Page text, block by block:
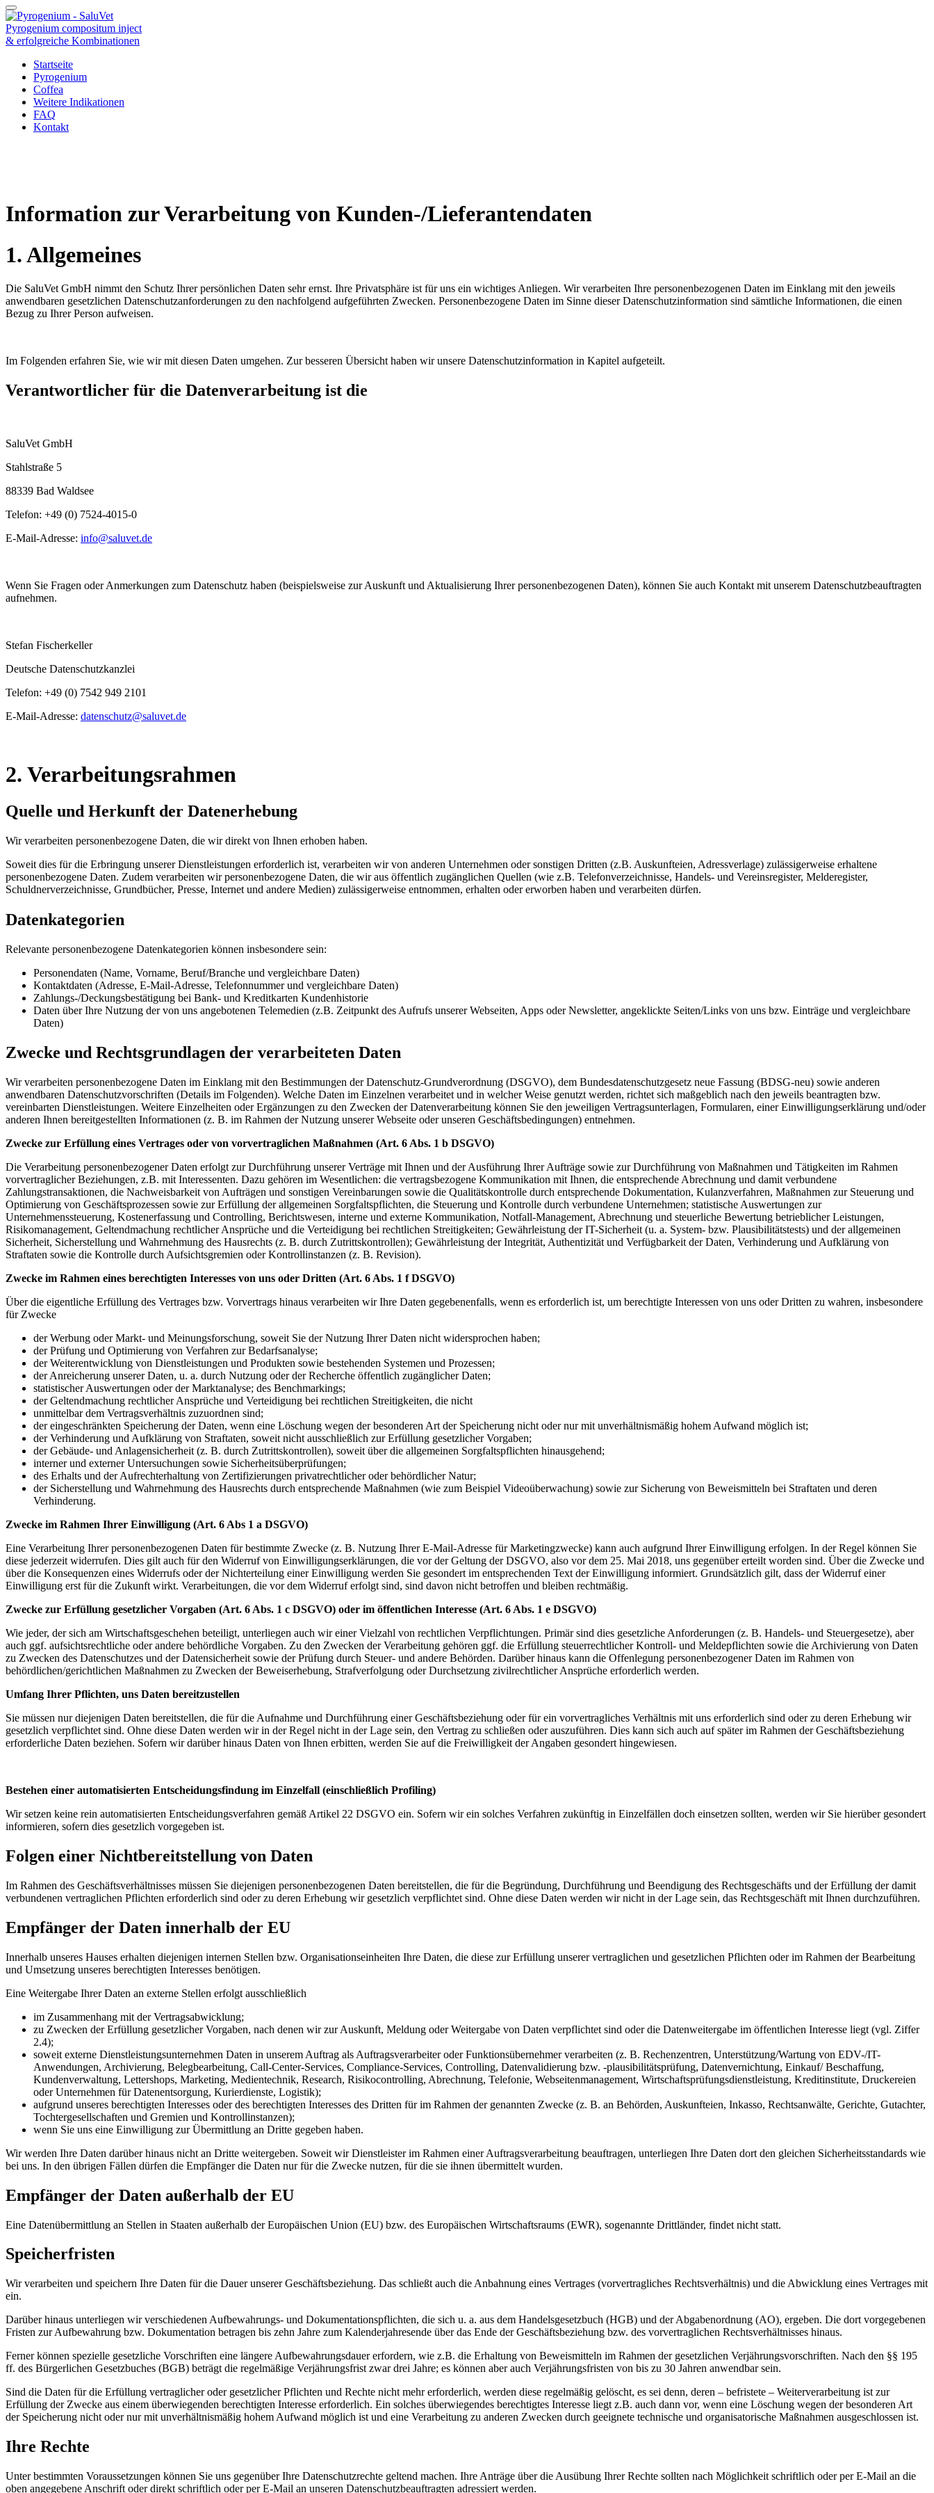
Pyrogenium compositum inject
& erfolgreiche Kombinationen
Startseite
Pyrogenium
Coffea
Weitere Indikationen
FAQ
Kontakt
Information zur Verarbeitung von Kunden-/Lieferantendaten
1. Allgemeines
Die SaluVet GmbH nimmt den Schutz Ihrer persönlichen Daten sehr ernst. Ihre Privatsphäre ist für uns ein wichtiges Anliegen. Wir verarbeiten Ihre personenbezogenen Daten im Einklang mit den jeweils
anwendbaren gesetzlichen Datenschutzanforderungen zu den nachfolgend aufgeführten Zwecken. Personenbezogene Daten im Sinne dieser Datenschutzinformation sind sämtliche Informationen, die einen
Bezug zu Ihrer Person aufweisen.
Im Folgenden erfahren Sie, wie wir mit diesen Daten umgehen. Zur besseren Übersicht haben wir unsere Datenschutzinformation in Kapitel aufgeteilt.
Verantwortlicher für die Datenverarbeitung ist die
SaluVet GmbH
Stahlstraße 5
88339 Bad Waldsee
Telefon: +49 (0) 7524-4015-0
E-Mail-Adresse: info@saluvet.de
Wenn Sie Fragen oder Anmerkungen zum Datenschutz haben (beispielsweise zur Auskunft und Aktualisierung Ihrer personenbezogenen Daten), können Sie auch Kontakt mit unserem Datenschutzbeauftragten
aufnehmen.
Stefan Fischerkeller
Deutsche Datenschutzkanzlei
Telefon: +49 (0) 7542 949 2101
E-Mail-Adresse: datenschutz@saluvet.de
2. Verarbeitungsrahmen
Quelle und Herkunft der Datenerhebung
Wir verarbeiten personenbezogene Daten, die wir direkt von Ihnen erhoben haben.
Soweit dies für die Erbringung unserer Dienstleistungen erforderlich ist, verarbeiten wir von anderen Unternehmen oder sonstigen Dritten (z.B. Auskunfteien, Adressverlage) zulässigerweise erhaltene
personenbezogene Daten. Zudem verarbeiten wir personenbezogene Daten, die wir aus öffentlich zugänglichen Quellen (wie z.B. Telefonverzeichnisse, Handels- und Vereinsregister, Melderegister,
Schuldnerverzeichnisse, Grundbücher, Presse, Internet und andere Medien) zulässigerweise entnommen, erhalten oder erworben haben und verarbeiten dürfen.
Datenkategorien
Relevante personenbezogene Datenkategorien können insbesondere sein:
Personendaten (Name, Vorname, Beruf/Branche und vergleichbare Daten)
Kontaktdaten (Adresse, E-Mail-Adresse, Telefonnummer und vergleichbare Daten)
Zahlungs-/Deckungsbestätigung bei Bank- und Kreditkarten Kundenhistorie
Daten über Ihre Nutzung der von uns angebotenen Telemedien (z.B. Zeitpunkt des Aufrufs unserer Webseiten, Apps oder Newsletter, angeklickte Seiten/Links von uns bzw. Einträge und vergleichbare
Daten)
Zwecke und Rechtsgrundlagen der verarbeiteten Daten
Wir verarbeiten personenbezogene Daten im Einklang mit den Bestimmungen der Datenschutz-Grundverordnung (DSGVO), dem Bundesdatenschutzgesetz neue Fassung (BDSG-neu) sowie anderen
anwendbaren Datenschutzvorschriften (Details im Folgenden). Welche Daten im Einzelnen verarbeitet und in welcher Weise genutzt werden, richtet sich maßgeblich nach den jeweils beantragten bzw.
vereinbarten Dienstleistungen. Weitere Einzelheiten oder Ergänzungen zu den Zwecken der Datenverarbeitung können Sie den jeweiligen Vertragsunterlagen, Formularen, einer Einwilligungserklärung und/oder
anderen Ihnen bereitgestellten Informationen (z. B. im Rahmen der Nutzung unserer Webseite oder unseren Geschäftsbedingungen) entnehmen.
Zwecke zur Erfüllung eines Vertrages oder von vorvertraglichen Maßnahmen (Art. 6 Abs. 1 b DSGVO)
Die Verarbeitung personenbezogener Daten erfolgt zur Durchführung unserer Verträge mit Ihnen und der Ausführung Ihrer Aufträge sowie zur Durchführung von Maßnahmen und Tätigkeiten im Rahmen
vorvertraglicher Beziehungen, z.B. mit Interessenten. Dazu gehören im Wesentlichen: die vertragsbezogene Kommunikation mit Ihnen, die entsprechende Abrechnung und damit verbundene
Zahlungstransaktionen, die Nachweisbarkeit von Aufträgen und sonstigen Vereinbarungen sowie die Qualitätskontrolle durch entsprechende Dokumentation, Kulanzverfahren, Maßnahmen zur Steuerung und
Optimierung von Geschäftsprozessen sowie zur Erfüllung der allgemeinen Sorgfaltspflichten, die Steuerung und Kontrolle durch verbundene Unternehmen; statistische Auswertungen zur
Unternehmenssteuerung, Kostenerfassung und Controlling, Berichtswesen, interne und externe Kommunikation, Notfall-Management, Abrechnung und steuerliche Bewertung betrieblicher Leistungen,
Risikomanagement, Geltendmachung rechtlicher Ansprüche und die Verteidigung bei rechtlichen Streitigkeiten; Gewährleistung der IT-Sicherheit (u. a. System- bzw. Plausibilitätstests) und der allgemeinen
Sicherheit, Sicherstellung und Wahrnehmung des Hausrechts (z. B. durch Zutrittskontrollen); Gewährleistung der Integrität, Authentizität und Verfügbarkeit der Daten, Verhinderung und Aufklärung von
Straftaten sowie die Kontrolle durch Aufsichtsgremien oder Kontrollinstanzen (z. B. Revision).
Zwecke im Rahmen eines berechtigten Interesses von uns oder Dritten (Art. 6 Abs. 1 f DSGVO)
Über die eigentliche Erfüllung des Vertrages bzw. Vorvertrags hinaus verarbeiten wir Ihre Daten gegebenenfalls, wenn es erforderlich ist, um berechtigte Interessen von uns oder Dritten zu wahren, insbesondere
für Zwecke
der Werbung oder Markt- und Meinungsforschung, soweit Sie der Nutzung Ihrer Daten nicht widersprochen haben;
der Prüfung und Optimierung von Verfahren zur Bedarfsanalyse;
der Weiterentwicklung von Dienstleistungen und Produkten sowie bestehenden Systemen und Prozessen;
der Anreicherung unserer Daten, u. a. durch Nutzung oder der Recherche öffentlich zugänglicher Daten;
statistischer Auswertungen oder der Marktanalyse; des Benchmarkings;
der Geltendmachung rechtlicher Ansprüche und Verteidigung bei rechtlichen Streitigkeiten, die nicht
unmittelbar dem Vertragsverhältnis zuzuordnen sind;
der eingeschränkten Speicherung der Daten, wenn eine Löschung wegen der besonderen Art der Speicherung nicht oder nur mit unverhältnismäßig hohem Aufwand möglich ist;
der Verhinderung und Aufklärung von Straftaten, soweit nicht ausschließlich zur Erfüllung gesetzlicher Vorgaben;
der Gebäude- und Anlagensicherheit (z. B. durch Zutrittskontrollen), soweit über die allgemeinen Sorgfaltspflichten hinausgehend;
interner und externer Untersuchungen sowie Sicherheitsüberprüfungen;
des Erhalts und der Aufrechterhaltung von Zertifizierungen privatrechtlicher oder behördlicher Natur;
der Sicherstellung und Wahrnehmung des Hausrechts durch entsprechende Maßnahmen (wie zum Beispiel Videoüberwachung) sowie zur Sicherung von Beweismitteln bei Straftaten und deren
Verhinderung.
Zwecke im Rahmen Ihrer Einwilligung (Art. 6 Abs 1 a DSGVO)
Eine Verarbeitung Ihrer personenbezogenen Daten für bestimmte Zwecke (z. B. Nutzung Ihrer E-Mail-Adresse für Marketingzwecke) kann auch aufgrund Ihrer Einwilligung erfolgen. In der Regel können Sie
diese jederzeit widerrufen. Dies gilt auch für den Widerruf von Einwilligungserklärungen, die vor der Geltung der DSGVO, also vor dem 25. Mai 2018, uns gegenüber erteilt worden sind. Über die Zwecke und
über die Konsequenzen eines Widerrufs oder der Nichterteilung einer Einwilligung werden Sie gesondert im entsprechenden Text der Einwilligung informiert. Grundsätzlich gilt, dass der Widerruf einer
Einwilligung erst für die Zukunft wirkt. Verarbeitungen, die vor dem Widerruf erfolgt sind, sind davon nicht betroffen und bleiben rechtmäßig.
Zwecke zur Erfüllung gesetzlicher Vorgaben (Art. 6 Abs. 1 c DSGVO) oder im öffentlichen Interesse (Art. 6 Abs. 1 e DSGVO)
Wie jeder, der sich am Wirtschaftsgeschehen beteiligt, unterliegen auch wir einer Vielzahl von rechtlichen Verpflichtungen. Primär sind dies gesetzliche Anforderungen (z. B. Handels- und Steuergesetze), aber
auch ggf. aufsichtsrechtliche oder andere behördliche Vorgaben. Zu den Zwecken der Verarbeitung gehören ggf. die Erfüllung steuerrechtlicher Kontroll- und Meldepflichten sowie die Archivierung von Daten
zu Zwecken des Datenschutzes und der Datensicherheit sowie der Prüfung durch Steuer- und andere Behörden. Darüber hinaus kann die Offenlegung personenbezogener Daten im Rahmen von
behördlichen/gerichtlichen Maßnahmen zu Zwecken der Beweiserhebung, Strafverfolgung oder Durchsetzung zivilrechtlicher Ansprüche erforderlich werden.
Umfang Ihrer Pflichten, uns Daten bereitzustellen
Sie müssen nur diejenigen Daten bereitstellen, die für die Aufnahme und Durchführung einer Geschäftsbeziehung oder für ein vorvertragliches Verhältnis mit uns erforderlich sind oder zu deren Erhebung wir
gesetzlich verpflichtet sind. Ohne diese Daten werden wir in der Regel nicht in der Lage sein, den Vertrag zu schließen oder auszuführen. Dies kann sich auch auf später im Rahmen der Geschäftsbeziehung
erforderliche Daten beziehen. Sofern wir darüber hinaus Daten von Ihnen erbitten, werden Sie auf die Freiwilligkeit der Angaben gesondert hingewiesen.
Bestehen einer automatisierten Entscheidungsfindung im Einzelfall (einschließlich Profiling)
Wir setzen keine rein automatisierten Entscheidungsverfahren gemäß Artikel 22 DSGVO ein. Sofern wir ein solches Verfahren zukünftig in Einzelfällen doch einsetzen sollten, werden wir Sie hierüber gesondert
informieren, sofern dies gesetzlich vorgegeben ist.
Folgen einer Nichtbereitstellung von Daten
Im Rahmen des Geschäftsverhältnisses müssen Sie diejenigen personenbezogenen Daten bereitstellen, die für die Begründung, Durchführung und Beendigung des Rechtsgeschäfts und der Erfüllung der damit
verbundenen vertraglichen Pflichten erforderlich sind oder zu deren Erhebung wir gesetzlich verpflichtet sind. Ohne diese Daten werden wir nicht in der Lage sein, das Rechtsgeschäft mit Ihnen durchzuführen.
Empfänger der Daten innerhalb der EU
Innerhalb unseres Hauses erhalten diejenigen internen Stellen bzw. Organisationseinheiten Ihre Daten, die diese zur Erfüllung unserer vertraglichen und gesetzlichen Pflichten oder im Rahmen der Bearbeitung
und Umsetzung unseres berechtigten Interesses benötigen.
Eine Weitergabe Ihrer Daten an externe Stellen erfolgt ausschließlich
im Zusammenhang mit der Vertragsabwicklung;
zu Zwecken der Erfüllung gesetzlicher Vorgaben, nach denen wir zur Auskunft, Meldung oder Weitergabe von Daten verpflichtet sind oder die Datenweitergabe im öffentlichen Interesse liegt (vgl. Ziffer
2.4);
soweit externe Dienstleistungsunternehmen Daten in unserem Auftrag als Auftragsverarbeiter oder Funktionsübernehmer verarbeiten (z. B. Rechenzentren, Unterstützung/Wartung von EDV-/IT-
Anwendungen, Archivierung, Belegbearbeitung, Call-Center-Services, Compliance-Services, Controlling, Datenvalidierung bzw. -plausibilitätsprüfung, Datenvernichtung, Einkauf/ Beschaffung,
Kundenverwaltung, Lettershops, Marketing, Medientechnik, Research, Risikocontrolling, Abrechnung, Telefonie, Webseitenmanagement, Wirtschaftsprüfungsdienstleistung, Kreditinstitute, Druckereien
oder Unternehmen für Datenentsorgung, Kurierdienste, Logistik);
aufgrund unseres berechtigten Interesses oder des berechtigten Interesses des Dritten für im Rahmen der genannten Zwecke (z. B. an Behörden, Auskunfteien, Inkasso, Rechtsanwälte, Gerichte, Gutachter,
Tochtergesellschaften und Gremien und Kontrollinstanzen);
wenn Sie uns eine Einwilligung zur Übermittlung an Dritte gegeben haben.
Wir werden Ihre Daten darüber hinaus nicht an Dritte weitergeben. Soweit wir Dienstleister im Rahmen einer Auftragsverarbeitung beauftragen, unterliegen Ihre Daten dort den gleichen Sicherheitsstandards wie
bei uns. In den übrigen Fällen dürfen die Empfänger die Daten nur für die Zwecke nutzen, für die sie ihnen übermittelt wurden.
Empfänger der Daten außerhalb der EU
Eine Datenübermittlung an Stellen in Staaten außerhalb der Europäischen Union (EU) bzw. des Europäischen Wirtschaftsraums (EWR), sogenannte Drittländer, findet nicht statt.
Speicherfristen
Wir verarbeiten und speichern Ihre Daten für die Dauer unserer Geschäftsbeziehung. Das schließt auch die Anbahnung eines Vertrages (vorvertragliches Rechtsverhältnis) und die Abwicklung eines Vertrages mit
ein.
Darüber hinaus unterliegen wir verschiedenen Aufbewahrungs- und Dokumentationspflichten, die sich u. a. aus dem Handelsgesetzbuch (HGB) und der Abgabenordnung (AO), ergeben. Die dort vorgegebenen
Fristen zur Aufbewahrung bzw. Dokumentation betragen bis zehn Jahre zum Kalenderjahresende über das Ende der Geschäftsbeziehung bzw. des vorvertraglichen Rechtsverhältnisses hinaus.
Ferner können spezielle gesetzliche Vorschriften eine längere Aufbewahrungsdauer erfordern, wie z.B. die Erhaltung von Beweismitteln im Rahmen der gesetzlichen Verjährungsvorschriften. Nach den §§ 195
ff. des Bürgerlichen Gesetzbuches (BGB) beträgt die regelmäßige Verjährungsfrist zwar drei Jahre; es können aber auch Verjährungsfristen von bis zu 30 Jahren anwendbar sein.
Sind die Daten für die Erfüllung vertraglicher oder gesetzlicher Pflichten und Rechte nicht mehr erforderlich, werden diese regelmäßig gelöscht, es sei denn, deren – befristete – Weiterverarbeitung ist zur
Erfüllung der Zwecke aus einem überwiegenden berechtigten Interesse erforderlich. Ein solches überwiegendes berechtigtes Interesse liegt z.B. auch dann vor, wenn eine Löschung wegen der besonderen Art
der Speicherung nicht oder nur mit unverhältnismäßig hohem Aufwand möglich ist und eine Verarbeitung zu anderen Zwecken durch geeignete technische und organisatorische Maßnahmen ausgeschlossen ist.
Ihre Rechte
Unter bestimmten Voraussetzungen können Sie uns gegenüber Ihre Datenschutzrechte geltend machen. Ihre Anträge über die Ausübung Ihrer Rechte sollten nach Möglichkeit schriftlich oder per E-Mail an die
oben angegebene Anschrift oder direkt schriftlich oder per E-Mail an unseren Datenschutzbeauftragten adressiert werden.